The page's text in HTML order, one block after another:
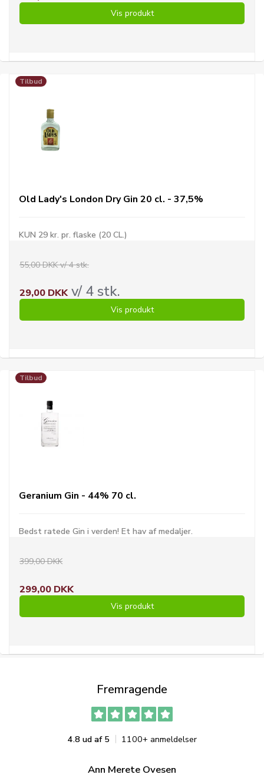
Vis produkt
Tilbud
Old Lady's London Dry Gin 20 cl. - 37,5%
KUN 29 kr. pr. flaske (20 CL.)
55,00 DKK v/ 4 stk.
29,00 DKKv/ 4 stk.
Vis produkt
Tilbud
Geranium Gin - 44% 70 cl.
Bedst ratede Gin i verden! Et hav af medaljer.
399,00 DKK
299,00 DKK
Vis produkt
Fremragende
4.8 ud af 5 1100+ anmeldelser
Ann Merete Ovesen